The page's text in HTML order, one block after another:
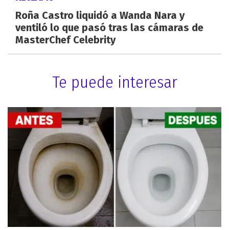
Roña Castro liquidó a Wanda Nara y
ventiló lo que pasó tras las cámaras de
MasterChef Celebrity
Te puede interesar